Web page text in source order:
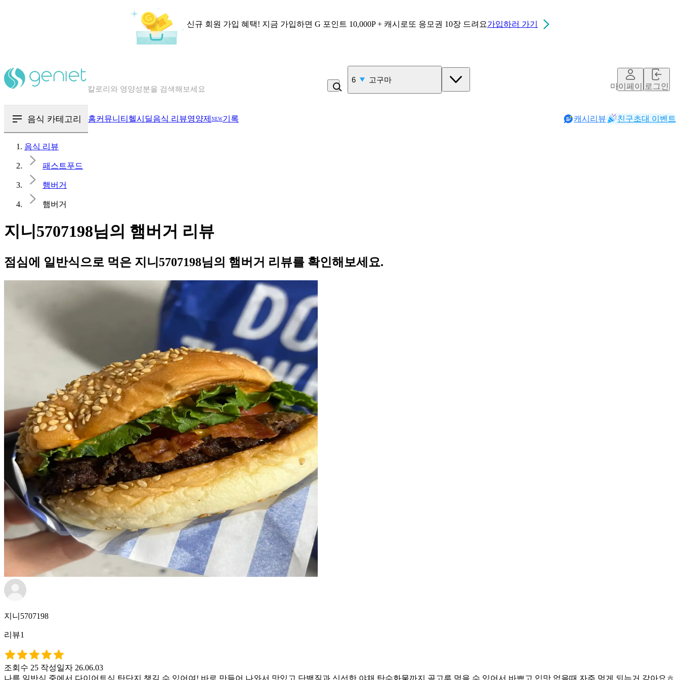
신규 회원 가입 혜택! 지금 가입하면 G 포인트 10,000P + 캐시로또 응모권 10장 드려요가입하러 가기
칼로리와 영양성분을 검색해보세요
7 라면
마이페이지로그인
음식 카테고리 홈커뮤니티 헬시딜음식 리뷰영양제 NEW기록 캐시리뷰 친구초대 이벤트
음식 리뷰
패스트푸드
햄버거
햄버거
지니5707198님의 햄버거 리뷰
점심에 일반식으로 먹은 지니5707198님의 햄버거 리뷰를 확인해보세요.
지니5707198
리뷰1
조회수 25 작성일자 26.06.03
나름 일반식 중에서 다이어트식 탄단지 챙길 수 있어여! 바로 만들어 나와서 맛있고 단백질과 신선한 야채 탄수화물까지 골고루 먹을 수 있어서 바쁘고 입맛 없을때 자주 먹게 되는거 같아요ㅎ